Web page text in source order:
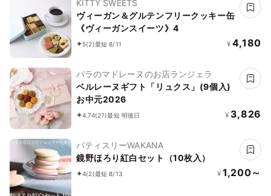
KITTY SWEETS
ヴィーガン＆グルテンフリークッキー缶
《ヴィーガンスイーツ》4
5(2)最短 8/11 ¥ 4,180
バラのマドレーヌのお店ランジェラ
ベルレーヌギフト「リュクス」(9個入)
お中元2026
4.74(27)最短 明後日 ¥ 3,826
パティスリーWAKANA
鏡野ほろり紅白セット（10枚入）
4(2)最短 8/13 ¥ 1,200～